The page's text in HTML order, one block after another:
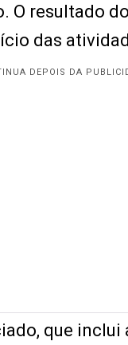
O resultado
das
que